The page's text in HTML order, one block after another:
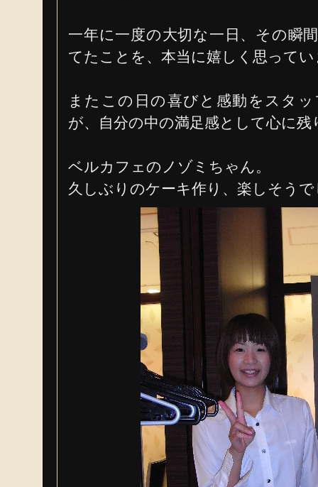
一年に一度の大切な一日、その瞬
てたことを、本当に嬉しく思って
またこの日の喜びと感動をスタ
が、自分の中の満足感として心に残
ベルカフェのノゾミちゃん。
久しぶりのケーキ作り、楽しそう